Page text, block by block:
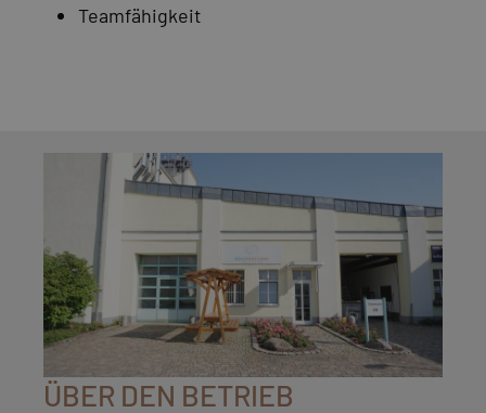
Teamfähigkeit
ÜBER DEN BETRIEB